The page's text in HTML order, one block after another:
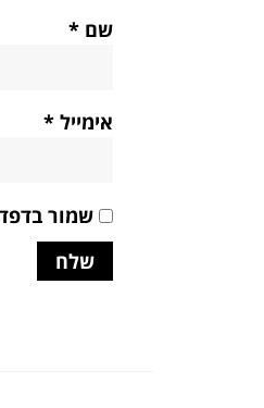
שם *
אימייל *
שמור